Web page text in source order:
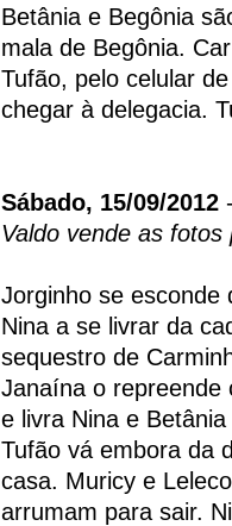
Betânia e Begônia
mala de Begônia.
Tufão, pelo celular
chegar à delegacia.
Sábado, 15/09/2012
Valdo vende as fotos
Jorginho se esconde
Nina a se livrar da
sequestro de
Janaína o repreende
e livra Nina e
Tufão vá embora da
casa. Muricy e
arrumam para sair.